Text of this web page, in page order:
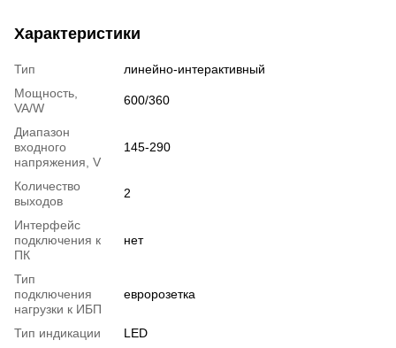
Характеристики
Тип
линейно-интерактивный
Мощность,
VA/W
600/360
Диапазон
входного
напряжения, V
145-290
Количество
выходов
2
Интерфейс
подключения к
ПК
нет
Тип
подключения
нагрузки к ИБП
евророзетка
Тип индикации
LED